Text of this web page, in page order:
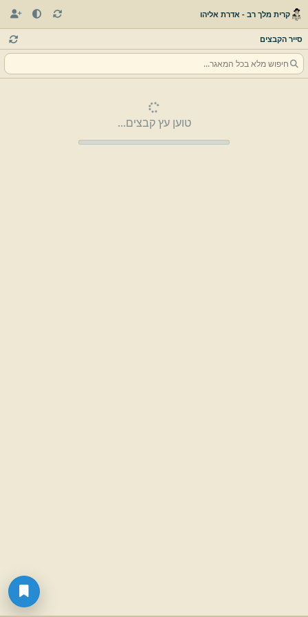
קרית מלך רב - אדרת אליהו
סייר הקבצים
טוען עץ קבצים...